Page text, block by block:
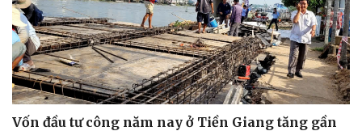
Vốn đầu tư công năm nay ở Tiền Giang tăng gần